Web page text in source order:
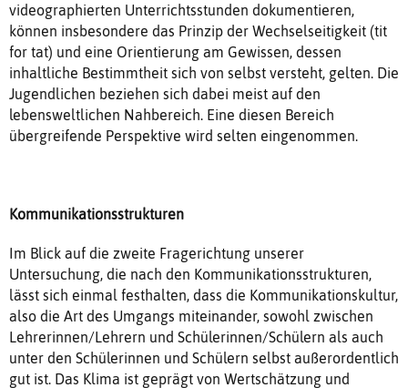
videographierten Unterrichtsstunden dokumentieren,
können insbesondere das Prinzip der Wechselseitigkeit (tit
for tat) und eine Orientierung am Gewissen, dessen
inhaltliche Bestimmtheit sich von selbst versteht, gelten. Die
Jugendlichen beziehen sich dabei meist auf den
lebensweltlichen Nahbereich. Eine diesen Bereich
übergreifende Perspektive wird selten eingenommen.
Kommunikationsstrukturen
Im Blick auf die zweite Fragerichtung unserer
Untersuchung, die nach den Kommunikationsstrukturen,
lässt sich einmal festhalten, dass die Kommunikationskultur,
also die Art des Umgangs miteinander, sowohl zwischen
Lehrerinnen/Lehrern und Schülerinnen/Schülern als auch
unter den Schülerinnen und Schülern selbst außerordentlich
gut ist. Das Klima ist geprägt von Wertschätzung und